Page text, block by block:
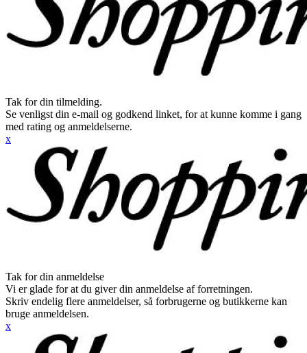
Tak for din tilmelding.
Se venligst din e-mail og godkend linket, for at kunne komme i gang
med rating og anmeldelserne.
x
Tak for din anmeldelse
Vi er glade for at du giver din anmeldelse af forretningen.
Skriv endelig flere anmeldelser, så forbrugerne og butikkerne kan
bruge anmeldelsen.
x